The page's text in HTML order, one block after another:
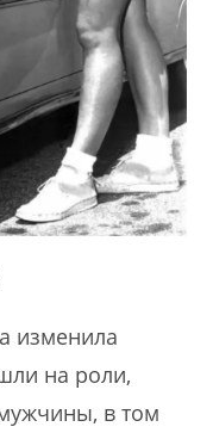
изменила
на роли,
в том